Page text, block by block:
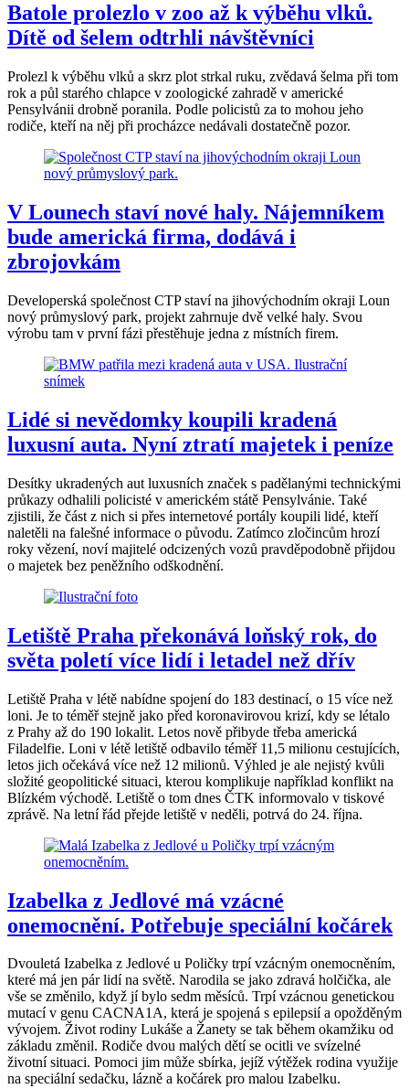
Batole prolezlo v zoo až k výběhu vlků.
Dítě od šelem odtrhli návštěvníci
Prolezl k výběhu vlků a skrz plot strkal ruku, zvědavá šelma při tom
rok a půl starého chlapce v zoologické zahradě v americké
Pensylvánii drobně poranila. Podle policistů za to mohou jeho
rodiče, kteří na něj při procházce nedávali dostatečně pozor.
V Lounech staví nové haly. Nájemníkem
bude americká firma, dodává i
zbrojovkám
Developerská společnost CTP staví na jihovýchodním okraji Loun
nový průmyslový park, projekt zahrnuje dvě velké haly. Svou
výrobu tam v první fázi přestěhuje jedna z místních firem.
Lidé si nevědomky koupili kradená
luxusní auta. Nyní ztratí majetek i peníze
Desítky ukradených aut luxusních značek s padělanými technickými
průkazy odhalili policisté v americkém státě Pensylvánie. Také
zjistili, že část z nich si přes internetové portály koupili lidé, kteří
naletěli na falešné informace o původu. Zatímco zločincům hrozí
roky vězení, noví majitelé odcizených vozů pravděpodobně přijdou
o majetek bez peněžního odškodnění.
Letiště Praha překonává loňský rok, do
světa poletí více lidí i letadel než dřív
Letiště Praha v létě nabídne spojení do 183 destinací, o 15 více než
loni. Je to téměř stejně jako před koronavirovou krizí, kdy se létalo
z Prahy až do 190 lokalit. Letos nově přibyde třeba americká
Filadelfie. Loni v létě letiště odbavilo téměř 11,5 milionu cestujících,
letos jich očekává více než 12 milionů. Výhled je ale nejistý kvůli
složité geopolitické situaci, kterou komplikuje například konflikt na
Blízkém východě. Letiště o tom dnes ČTK informovalo v tiskové
zprávě. Na letní řád přejde letiště v neděli, potrvá do 24. října.
Izabelka z Jedlové má vzácné
onemocnění. Potřebuje speciální kočárek
Dvouletá Izabelka z Jedlové u Poličky trpí vzácným onemocněním,
které má jen pár lidí na světě. Narodila se jako zdravá holčička, ale
vše se změnilo, když jí bylo sedm měsíců. Trpí vzácnou genetickou
mutací v genu CACNA1A, která je spojená s epilepsií a opožděným
vývojem. Život rodiny Lukáše a Žanety se tak během okamžiku od
základu změnil. Rodiče dvou malých dětí se ocitli ve svízelné
životní situaci. Pomoci jim může sbírka, jejíž výtěžek rodina využije
na speciální sedačku, lázně a kočárek pro malou Izabelku.